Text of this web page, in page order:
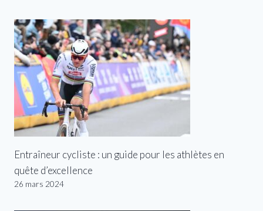
Entraîneur cycliste : un guide pour les athlètes en
quête d’excellence
26 mars 2024